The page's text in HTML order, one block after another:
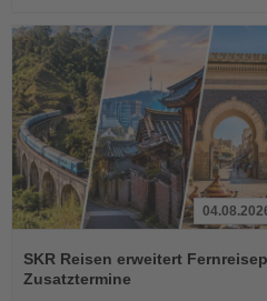
Sie
die
SKR Reisen erweitert
Zusatztermine